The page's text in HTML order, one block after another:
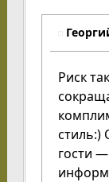
Риск
стиль:)
гости